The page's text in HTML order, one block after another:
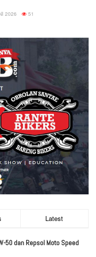
2026 51
Latest
50 dan Repsol Moto Speed